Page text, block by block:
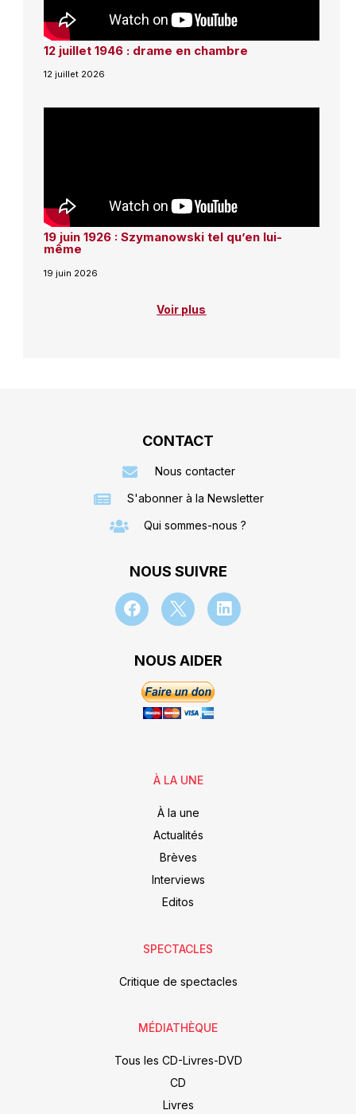
12 juillet 1946 : drame en chambre
12 juillet 2026
19 juin 1926 : Szymanowski tel qu’en lui-
même
19 juin 2026
Voir plus
CONTACT
Nous contacter
S'abonner à la Newsletter
Qui sommes-nous ?
NOUS SUIVRE
NOUS AIDER
À LA UNE
À la une
Actualités
Brèves
Interviews
Editos
SPECTACLES
Critique de spectacles
MÉDIATHÈQUE
Tous les CD-Livres-DVD
CD
Livres